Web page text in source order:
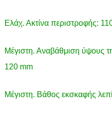
Ελάχ. Ακτίνα περιστροφής:
Μέγιστη. Αναβάθμιση ύψους
120 mm
Μέγιστη. Βάθος εκσκαφής